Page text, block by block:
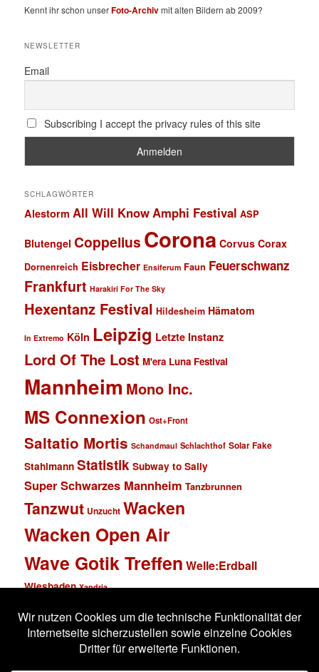
Kennt ihr schon unserFoto-Archivmit alten Bildern ab 2009?
NEWSLETTER
Email
Subscribing I accept the privacy rules of this site
SCHLAGWÖRTER
Alestorm All Will KnowAmphi Festival ASP
Blutengel Coppelius Corona Corvus Corax
Dornenreich Eisbrecher Ensiferum Faun Feuerschwanz
Frankfurt Harakiri For The Sky
Hexentanz Festival Hildesheim Hämatom
In Extremo Köln Leipzig Letzte Instanz
Lord Of The Lost M'era Luna Festival
Mannheim Mono Inc.
MS Connexion Ost+Front
Saltatio Mortis Schandmaul Schlachthof Solar Fake
Stahlmann Statistik Subway to Sally
Super Schwarzes Mannheim Tanzbrunnen
Tanzwut Unzucht Wacken
Wacken Open Air
Wave Gotik Treffen Welle:Erdball
Wiesbaden Xandria
Impressum